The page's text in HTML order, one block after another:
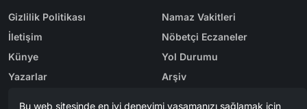
Gizlilik Politikası
İletişim
Künye
Yazarlar
Namaz Vakitleri
Nöbetçi Eczaneler
Yol Durumu
Arşiv